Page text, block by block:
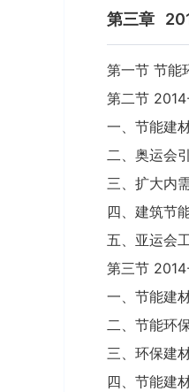
第三章
第一节 节能
第二节
一、节能建
二、奥运会
三、扩大内
四、建筑节
五、亚运会
第三节
一、节能建
二、节能环
三、环保建
四、节能建